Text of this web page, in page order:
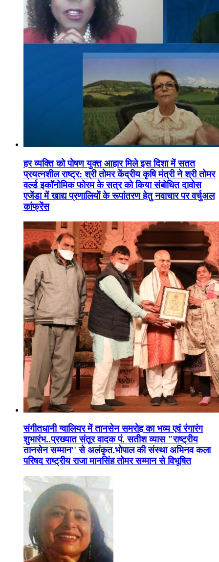
हर व्यक्ति को पोषण युक्त आहार मिले इस दिशा में सतत
प्रयत्नशील राष्ट्र: श्री तोमर केंद्रीय कृषि मंत्री ने श्री तोमर
वर्ल्ड इकॉनोमिक फोरम के सत्र को किया संबोधित दावोस
एजेंडा में खाद्य प्रणालियों के रूपांतरण हेतु नवाचार पर वर्चुअल
कांफ्रेंस
संगीतधानी ग्वालियर में तानसेन समरोह का भव्य एवं रंगारंग
शुभारंभ..प्रख्यात संतूर वादक पं. सतीश व्यास "राष्ट्रीय
तानसेन सम्मान'' से अलंकृत.भोपाल की संस्था अभिनव कला
परिषद राष्ट्रीय राजा मानसिंह तोमर सम्मान से विभूषित